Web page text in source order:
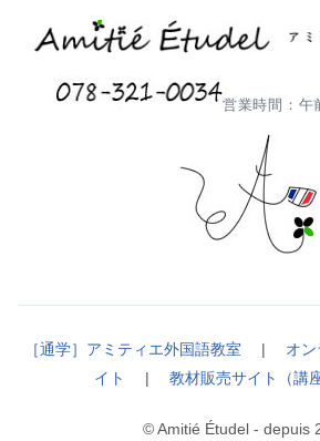
営業時間：午
［通学］アミティエ外国語教室 | オ
イト
| 教材販売サイト（講
© Amitié Étudel - depuis